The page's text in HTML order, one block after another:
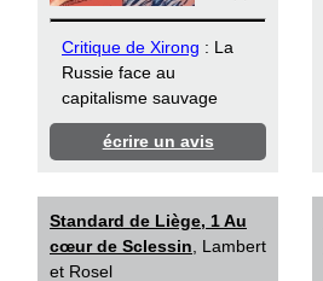
Critique de Xirong : La
Russie face au
capitalisme sauvage
écrire un avis
Standard de Liège, 1 Au
cœur de Sclessin , Lambert
et Rosel